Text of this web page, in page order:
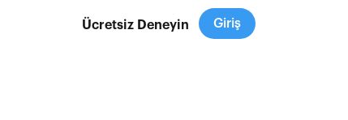
Ücretsiz Deneyin Giriş